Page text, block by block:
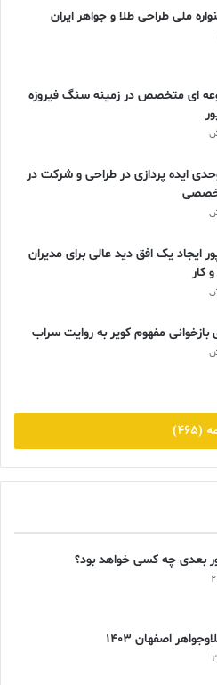
ملی طراحی طلا و جواهر ایران
ای متخصص در زمینه سنگ فیروزه
ایده پردازی در طراحی و شرکت در
ایجاد یک افق دید عالی برای مدیران
کار
مفهوم کویر به روایت سراب
(465)
بعدی چه کسی خواهد بود؟
اصفهان 1403